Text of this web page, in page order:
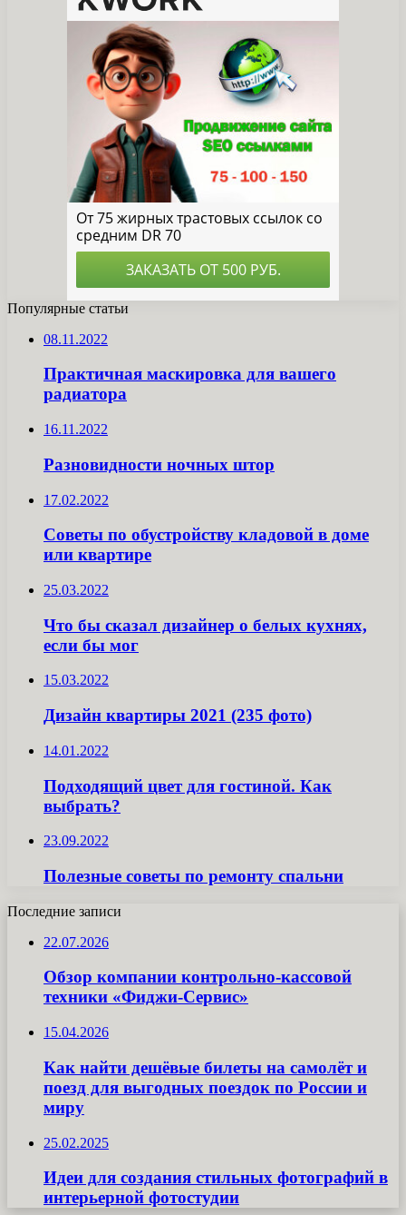
Популярные статьи
08.11.2022
Практичная маскировка для вашего
радиатора
16.11.2022
Разновидности ночных штор
17.02.2022
Советы по обустройству кладовой в доме
или квартире
25.03.2022
Что бы сказал дизайнер о белых кухнях,
если бы мог
15.03.2022
Дизайн квартиры 2021 (235 фото)
14.01.2022
Подходящий цвет для гостиной. Как
выбрать?
23.09.2022
Полезные советы по ремонту спальни
Последние записи
22.07.2026
Обзор компании контрольно-кассовой
техники «Фиджи-Сервис»
15.04.2026
Как найти дешёвые билеты на самолёт и
поезд для выгодных поездок по России и
миру
25.02.2025
Идеи для создания стильных фотографий в
интерьерной фотостудии